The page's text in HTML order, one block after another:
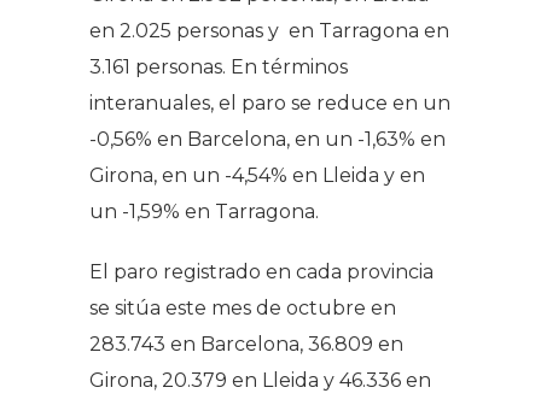
en 2.025 personas y en Tarragona en
3.161 personas. En términos
interanuales, el paro se reduce en un
-0,56% en Barcelona, en un -1,63% en
Girona, en un -4,54% en Lleida y en
un -1,59% en Tarragona.
El paro registrado en cada provincia
se sitúa este mes de octubre en
283.743 en Barcelona, 36.809 en
Girona, 20.379 en Lleida y 46.336 en